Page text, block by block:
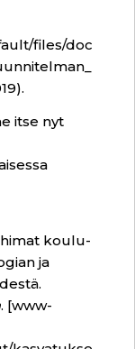
files/doc
itse nyt
koulu-
ja
. [www-